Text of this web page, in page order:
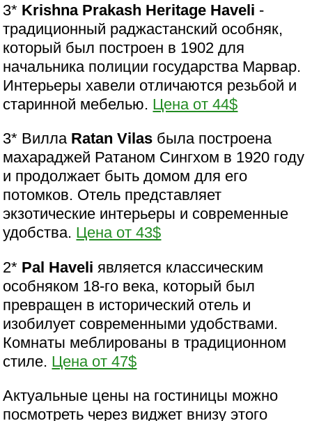
3* Krishna Prakash Heritage Haveli -
традиционный раджастанский особняк,
который был построен в 1902 для
начальника полиции государства Марвар.
Интерьеры хавели отличаются резьбой и
старинной мебелью. Цена от 44$
3* Вилла Ratan Vilas была построена
махараджей Ратаном Сингхом в 1920 году
и продолжает быть домом для его
потомков. Отель представляет
экзотические интерьеры и современные
удобства. Цена от 43$
2* Pal Haveli является классическим
особняком 18-го века, который был
превращен в исторический отель и
изобилует современными удобствами.
Комнаты меблированы в традиционном
стиле. Цена от 47$
Актуальные цены на гостиницы можно
посмотреть через виджет внизу этого